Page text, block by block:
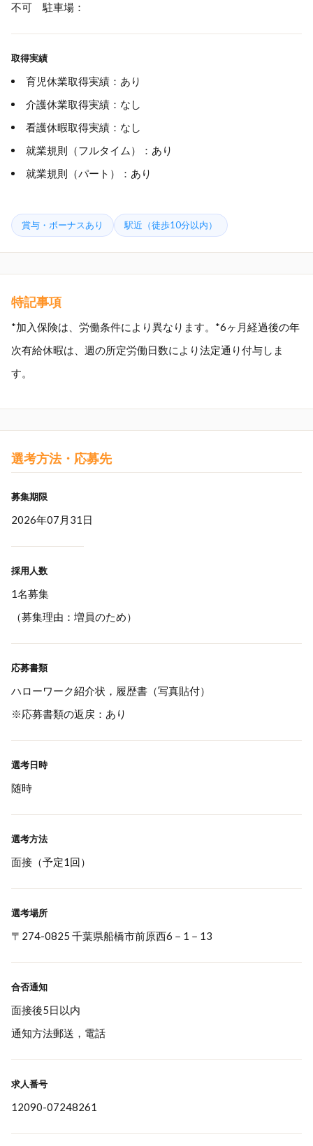
不可 駐車場：
取得実績
育児休業取得実績：あり
介護休業取得実績：なし
看護休暇取得実績：なし
就業規則（フルタイム）：あり
就業規則（パート）：あり
賞与・ボーナスあり 駅近（徒歩10分以内）
特記事項
*加入保険は、労働条件により異なります。*6ヶ月経過後の年
次有給休暇は、週の所定労働日数により法定通り付与しま
す。
選考方法・応募先
募集期限
2026年07月31日
採用人数
1名募集
（募集理由：増員のため）
応募書類
ハローワーク紹介状，履歴書（写真貼付）
※応募書類の返戻：あり
選考日時
随時
選考方法
面接（予定1回）
選考場所
〒274-0825 千葉県船橋市前原西6－1－13
合否通知
面接後5日以内
通知方法郵送，電話
求人番号
12090-07248261